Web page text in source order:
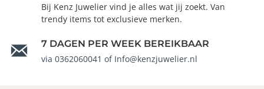
Bij Kenz Juwelier vind je alles wat jij zoekt. Van
trendy items tot exclusieve merken.
7 DAGEN PER WEEK BEREIKBAAR
via 0362060041 of Info@kenzjuwelier.nl